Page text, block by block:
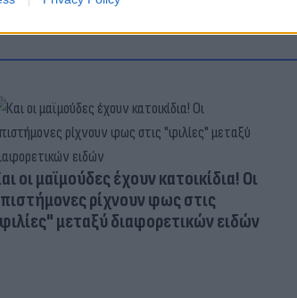
οι μαϊμούδες έχουν κατοικίδια! Οι
ρίχνουν φως στις
μεταξύ διαφορετικών ειδών